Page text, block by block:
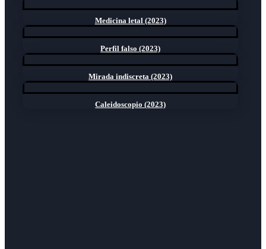
Medicina letal (2023)
Perfil falso (2023)
Mirada indiscreta (2023)
Caleidoscopio (2023)